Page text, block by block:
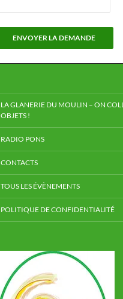
LA GLANERIE DU MOULIN – ON
OBJETS !
RADIO PONS
CONTACTS
TOUS LES ÉVÈNEMENTS
POLITIQUE DE CONFIDENTIALITÉ